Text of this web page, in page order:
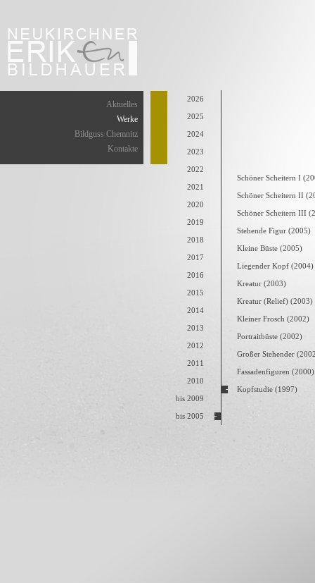
Aktuelles
Werke
Bildguss Chemnitz
Kontakte
2026
2025
2024
2023
2022
2021
2020
2019
2018
2017
2016
2015
2014
2013
2012
2011
2010
bis 2009
bis 2005
Schöner Scheitern I
Schöner Scheitern II
Schöner Scheitern III
Stehende Figur (2005)
Kleine Büste (2005)
Liegender Kopf (2004)
Kreatur (2003)
Kreatur (Relief) (2003)
Kleiner Frosch (2002)
Portraitbüste (2002)
Großer Stehender
Fassadenfiguren (2000)
Kopfstudie (1997)